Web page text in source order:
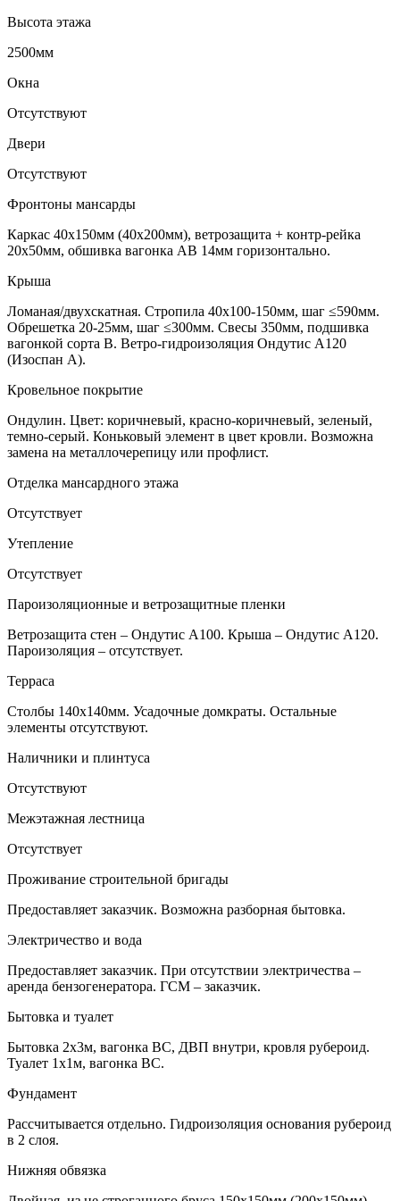
Высота этажа
2500мм
Окна
Отсутствуют
Двери
Отсутствуют
Фронтоны мансарды
Каркас 40х150мм (40х200мм), ветрозащита + контр-рейка
20х50мм, обшивка вагонка АВ 14мм горизонтально.
Крыша
Ломаная/двухскатная. Стропила 40х100-150мм, шаг ≤590мм.
Обрешетка 20-25мм, шаг ≤300мм. Свесы 350мм, подшивка
вагонкой сорта В. Ветро-гидроизоляция Ондутис А120
(Изоспан А).
Кровельное покрытие
Ондулин. Цвет: коричневый, красно-коричневый, зеленый,
темно-серый. Коньковый элемент в цвет кровли. Возможна
замена на металлочерепицу или профлист.
Отделка мансардного этажа
Отсутствует
Утепление
Отсутствует
Пароизоляционные и ветрозащитные пленки
Ветрозащита стен – Ондутис А100. Крыша – Ондутис А120.
Пароизоляция – отсутствует.
Терраса
Столбы 140х140мм. Усадочные домкраты. Остальные
элементы отсутствуют.
Наличники и плинтуса
Отсутствуют
Межэтажная лестница
Отсутствует
Проживание строительной бригады
Предоставляет заказчик. Возможна разборная бытовка.
Электричество и вода
Предоставляет заказчик. При отсутствии электричества –
аренда бензогенератора. ГСМ – заказчик.
Бытовка и туалет
Бытовка 2х3м, вагонка ВС, ДВП внутри, кровля рубероид.
Туалет 1х1м, вагонка ВС.
Фундамент
Рассчитывается отдельно. Гидроизоляция основания рубероид
в 2 слоя.
Нижняя обвязка